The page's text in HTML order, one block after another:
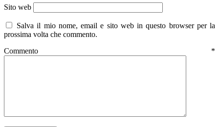
Sito web
Salva il mio nome, email e sito web in questo browser per la
prossima volta che commento.
Commento *